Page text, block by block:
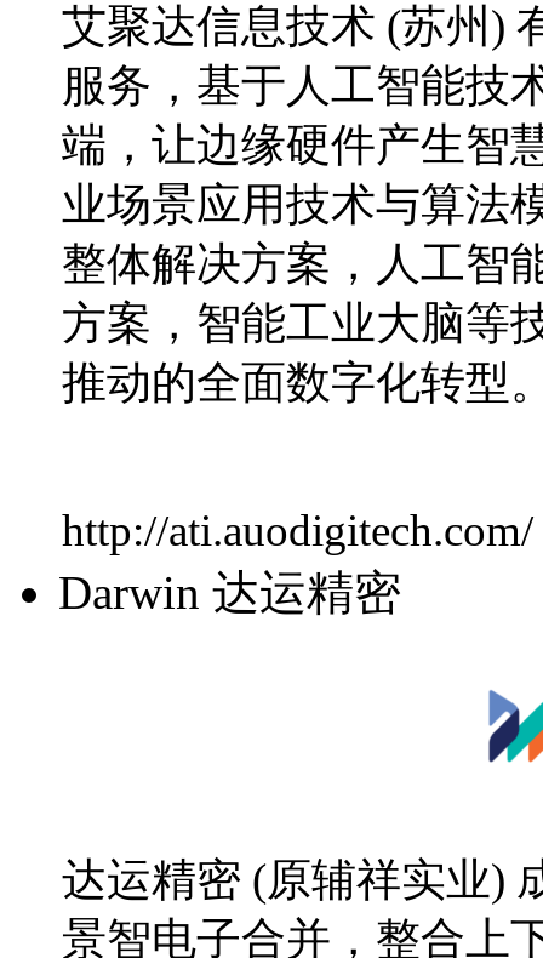
艾聚达信息技术 (苏州)
服务，基于人工智能技
端，让边缘硬件产生智
业场景应用技术与算法
整体解决方案，人工智
方案，智能工业大脑等
推动的全面数字化转型
http://ati.auodigitech.com/
Darwin 达运精密
达运精密 (原辅祥实业)
景智电子合并，整合上